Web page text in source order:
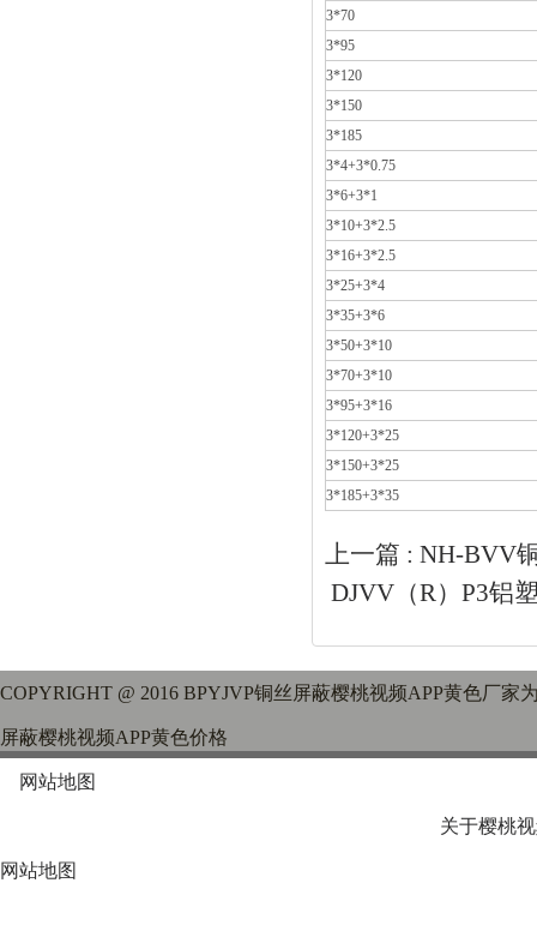
3*70
3*95
3*120
3*150
3*185
3*4+3*0.75
3*6+3*1
3*10+3*2.5
3*16+3*2.5
3*25+3*4
3*35+3*6
3*50+3*10
3*70+3*10
3*95+3*16
3*120+3*25
3*150+3*25
3*185+3*35
上一篇 : NH-BVV
DJVV（R）P3铝
COPYRIGHT @ 2016 BPYJVP铜丝屏蔽樱桃视频APP黄色厂家
屏蔽樱桃视频APP黄色价格
网站地图
关于樱桃
网站地图